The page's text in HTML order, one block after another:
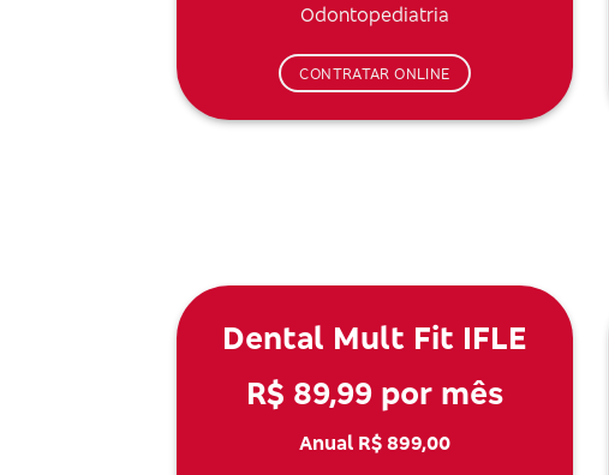
Odontopediatria
CONTRATAR ONLINE
Dental Mult Fit IFLE
R$ 89,99 por mês
Anual R$ 899,00